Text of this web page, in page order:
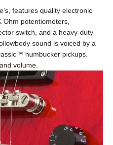
features quality electronic
Ohm potentiometers,
switch, and a heavy-duty
sound is voiced by a
humbucker pickups.
volume.